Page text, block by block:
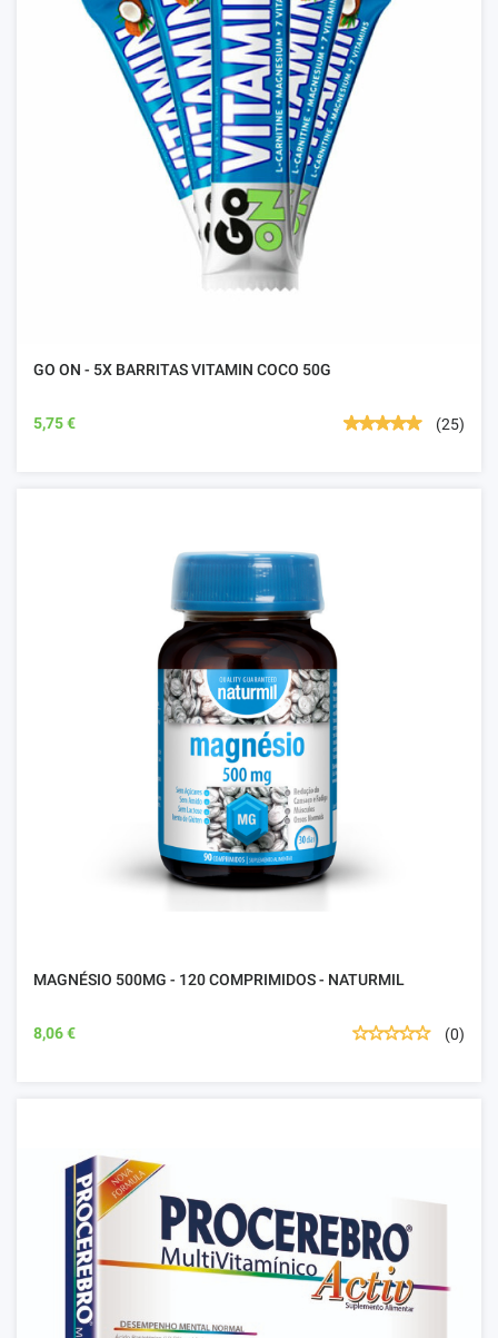
GO ON - 5X BARRITAS VITAMIN COCO 50G
5,75 € (25)
MAGNÉSIO 500MG - 120 COMPRIMIDOS - NATURMIL
8,06 € (0)